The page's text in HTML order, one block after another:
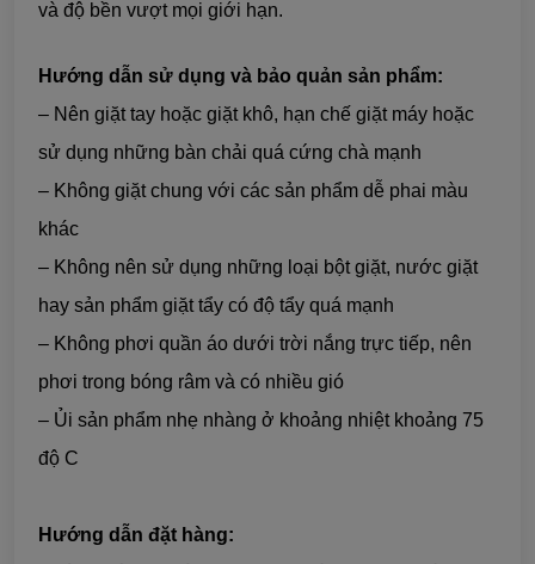
và độ bền vượt mọi giới hạn.
Hướng dẫn sử dụng và bảo quản sản phẩm:
– Nên giặt tay hoặc giặt khô, hạn chế giặt máy hoặc
sử dụng những bàn chải quá cứng chà mạnh
– Không giặt chung với các sản phẩm dễ phai màu
khác
– Không nên sử dụng những loại bột giặt, nước giặt
hay sản phẩm giặt tẩy có độ tẩy quá mạnh
– Không phơi quần áo dưới trời nắng trực tiếp, nên
phơi trong bóng râm và có nhiều gió
– Ủi sản phẩm nhẹ nhàng ở khoảng nhiệt khoảng 75
độ C
Hướng dẫn đặt hàng: